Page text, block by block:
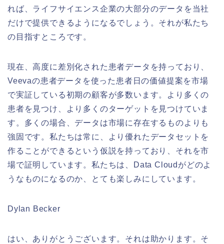
れば、ライフサイエンス企業の大部分のデータを当社
だけで提供できるようになるでしょう。それが私たち
の目指すところです。
現在、高度に差別化された患者データを持っており、
Veevaの患者データを使った患者日の価値提案を市場
で実証している初期の顧客が多数います。より多くの
患者を見つけ、より多くのターゲットを見つけていま
す。多くの場合、データは市場に存在するものよりも
強固です。私たちは常に、より優れたデータセットを
作ることができるという仮説を持っており、それを市
場で証明しています。私たちは、Data Cloudがどのよ
うなものになるのか、とても楽しみにしています。
Dylan Becker
はい、ありがとうございます。それは助かります。そ